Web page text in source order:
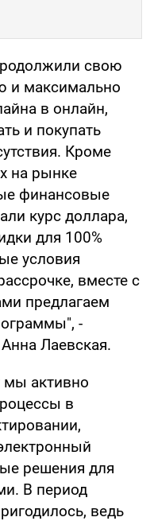
свою
и максимально
в онлайн,
и покупать
Кроме
на рынке
финансовые
курс доллара,
для 100%
условия
вместе с
предлагаем
-
Лаевская.
мы активно
в
решения для
В период
ведь